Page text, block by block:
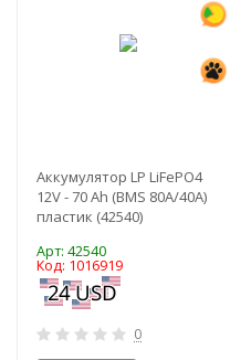
Аккумулятор LP LiFePO4
12V - 70 Ah (BMS 80A/40А)
пластик (42540)
Арт: 42540
Код: 1016919
0